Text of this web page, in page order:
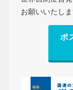
お願いいたしま
ポ